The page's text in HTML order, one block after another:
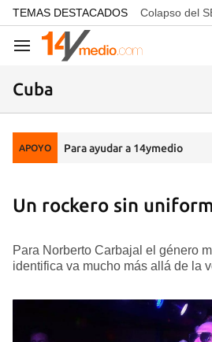
common.go-to-content
TEMAS DESTACADOS Colapso del
Navegación
Cuba
APOYO Para ayudar a 14ymedio
Un rockero sin
Para Norberto Carbajal el género
identifica va mucho más allá de la